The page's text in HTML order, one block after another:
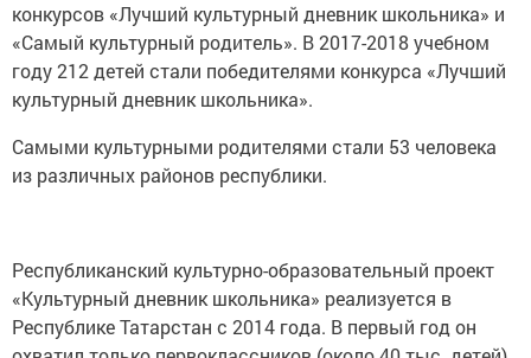
конкурсов «Лучший культурный дневник школьника» и
«Самый культурный родитель». В 2017-2018 учебном
году 212 детей стали победителями конкурса «Лучший
культурный дневник школьника».
Самыми культурными родителями стали 53 человека
из различных районов республики.
Республиканский культурно-образовательный проект
«Культурный дневник школьника» реализуется в
Республике Татарстан с 2014 года. В первый год он